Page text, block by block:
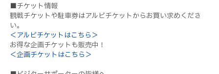
■チケット情報
観戦チケットや駐車券はアルビチケットからお買い求めくださ
い。
＜アルビチケットはこちら＞
お得な企画チケットも販売中！
＜企画チケットはこちら＞